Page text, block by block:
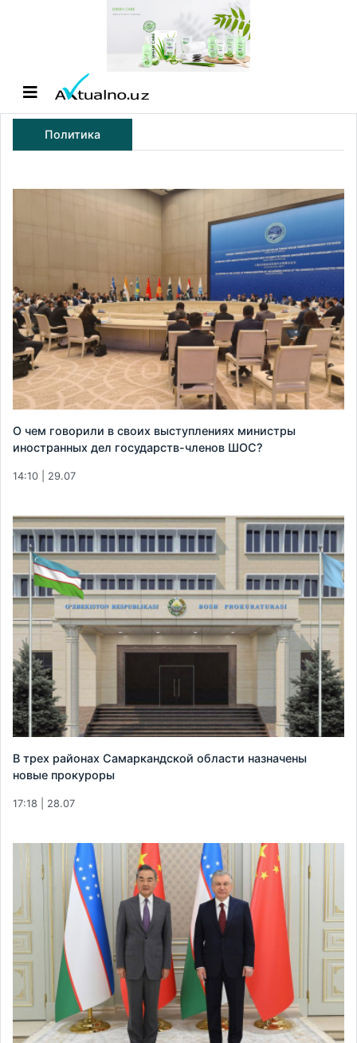
Политика
О чем говорили в своих выступлениях министры
иностранных дел государств-членов ШОС?
14:10 | 29.07
В трех районах Самаркандской области назначены
новые прокуроры
17:18 | 28.07